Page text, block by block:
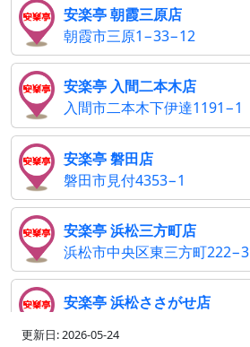
安楽亭 朝霞三原店
朝霞市三原1−33−12
安楽亭 入間二本木店
入間市二本木下伊達1191−1
安楽亭 磐田店
磐田市見付4353−1
安楽亭 浜松三方町店
浜松市中央区東三方町222−3
安楽亭 浜松ささがせ店
更新日: 2026-05-24